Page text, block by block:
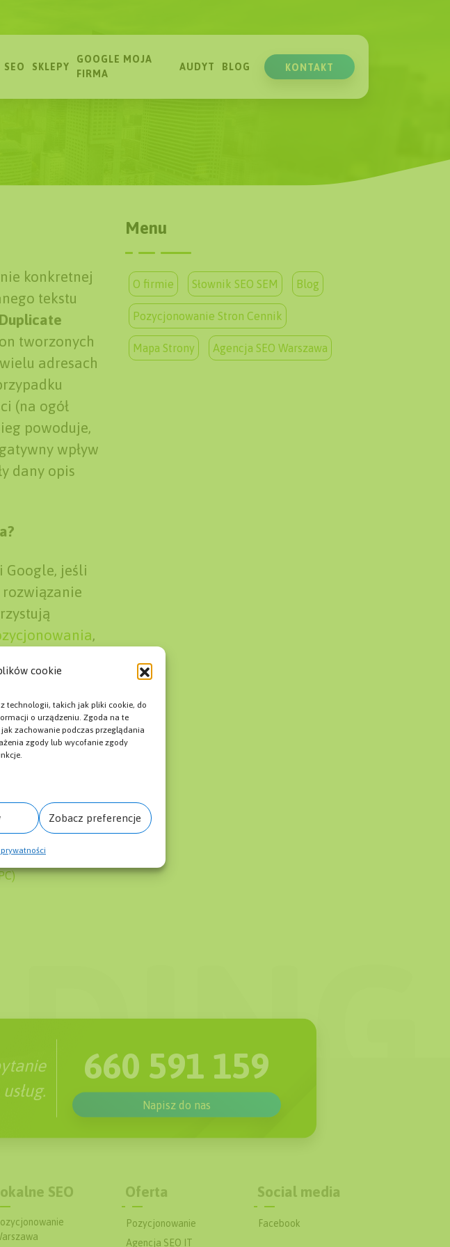
cookie
technologii, takich jak pliki cookie, do
o urządzeniu. Zgoda na te
zachowanie podczas przeglądania
zgody lub wycofanie zgody
Zobacz preferencje
SEO SKLEPY
GOOGLE MOJA
FIRMA
AUDYT BLOG KONTAKT
konkretnej
tekstu
Duplicate
tworzonych
adresach
(na ogół
powoduje,
wpływ
dany opis
Google, jeśli
,
Ads
Menu
O firmie Słownik SEO SEM Blog
Pozycjonowanie Stron Cennik
Mapa Strony Agencja SEO Warszawa
660 591 159
Napisz do nas
SEO Oferta
Pozycjonowanie
Agencja SEO IT
Social media
Facebook